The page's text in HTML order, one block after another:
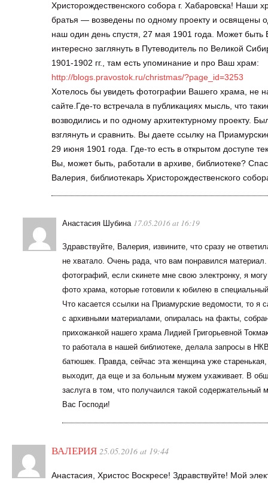
Христорождественского собора г. Хабаровска! Наши
братья — возведены по одному проекту и освящены
наш один день спустя, 27 мая 1901 года. Может быть
интересно заглянуть в Путеводитель по Великой
1901-1902 гг., там есть упоминание и про Ваш храм:
http://blogs.pravostok.ru/christmas/?page_id=3253
Хотелось бы увидеть фотографии Вашего храма, не
сайте.Где-то встречала в публикациях мысль, что
возводились и по одному архитектурному проекту.
взглянуть и сравнить. Вы даете ссылку на
29 июня 1901 года. Где-то есть в открытом доступе
Вы, может быть, работали в архиве, библиотеке?
Валерия, библиотекарь Христорождественского
Анастасия Шубина 17.05.2016 at 16:19
Здравствуйте, Валерия, извините, что сразу не
не хватало. Очень рада, что вам понравился
фотографий, если скинете мне свою электронку, я
фото храма, которые готовили к юбилею в
Что касается ссылки на Приамурские ведомости, то я
с архивными материалами, опиралась на факты,
прихожанкой нашего храма Лидией Григорьевной
то работала в нашей библиотеке, делала запросы в
батюшек. Правда, сейчас эта женщина уже
выходит, да еще и за больным мужем ухаживает. В
заслуга в том, что получаился такой содержательный
Вас Господи!
ВАЛЕРИЯ 25.05.2016 at 19:44
Анастасия, Христос Воскресе! Здравствуйте! Мой